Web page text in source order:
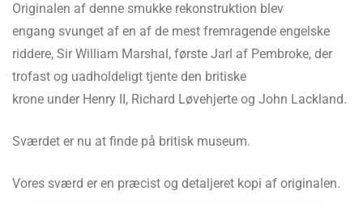
Originalen af denne smukke rekonstruktion blev
engang svunget af en af de mest fremragende engelske
riddere, Sir William Marshal, første Jarl af Pembroke, der
trofast og uadholdeligt tjente den britiske
krone under Henry II, Richard Løvehjerte og John Lackland.
Sværdet er nu at finde på britisk museum.
Vores sværd er en præcist og detaljeret kopi af originalen.